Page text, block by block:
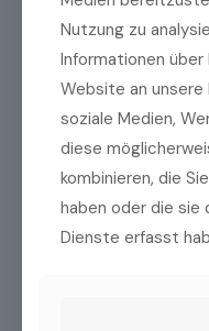
Name
E-Mail(erforderlich)
Nutzung zu
Informationen über
Website an unsere
soziale Medien,
diese
kombinieren, die
haben oder die sie
Dienste erfasst